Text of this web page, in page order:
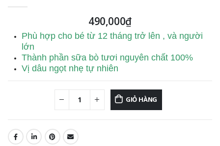
490,000₫
Phù hợp cho bé từ 12 tháng trở lên , và người
lớn
Thành phần sữa bò tươi nguyên chất 100%
Vị dâu ngọt nhẹ tự nhiên
GIỎ HÀNG